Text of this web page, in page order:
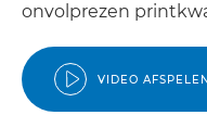
onvolprezen
VIDEO AFSPELEN